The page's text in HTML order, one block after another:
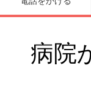
病院